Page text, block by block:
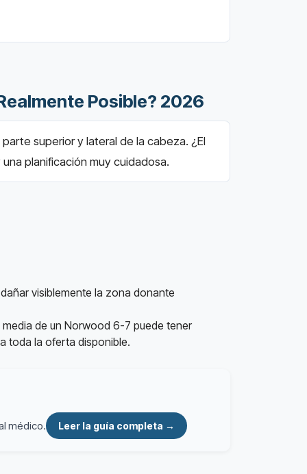
Posible? 2026
superior y lateral de la cabeza. ¿El
planificación muy cuidadosa.
visiblemente la zona donante
de un Norwood 6-7 puede tener
toda la oferta disponible.
médico. Leer la guía completa →